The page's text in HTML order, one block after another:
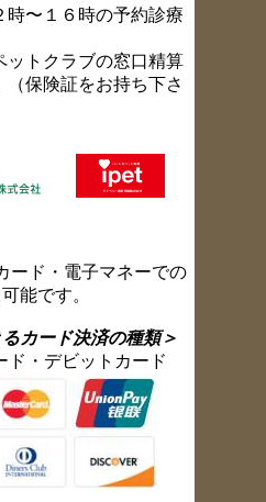
〜１６時の予約診療
トクラブの窓口精算
（保険証をお持ち下さ
ード・電子マネーでの
能です。
カード決済の種類＞
ド・デビットカード